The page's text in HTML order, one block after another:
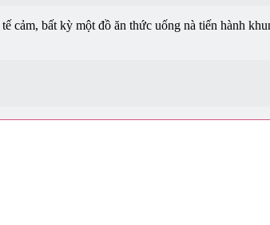
bất kỳ một đồ ăn thức uống nà tiến hành